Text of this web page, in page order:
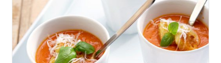
WEEKMENU'S
KOOKBOEKEN